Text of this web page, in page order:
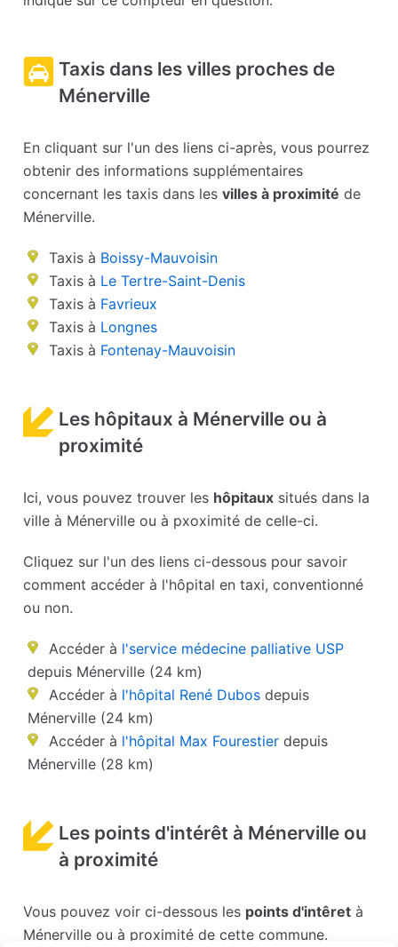
Taxis dans les villes proches de
Ménerville
En cliquant sur l'un des liens ci-après, vous pourrez
obtenir des informations supplémentaires
concernant les taxis dans lesvilles à proximité de
Ménerville.
Taxis à Boissy-Mauvoisin
Taxis à Le Tertre-Saint-Denis
Taxis à Favrieux
Taxis à Longnes
Taxis à Fontenay-Mauvoisin
Les hôpitaux à Ménerville ou à
proximité
Ici, vous pouvez trouver les hôpitaux situés dans la
ville à Ménerville ou à pxoximité de celle-ci.
Cliquez sur l'un des liens ci-dessous pour savoir
comment accéder à l'hôpital en taxi, conventionné
ou non.
Accéder à l'service médecine palliative USP
depuis Ménerville (24 km)
Accéder à l'hôpital René Dubos depuis
Ménerville (24 km)
Accéder à l'hôpital Max Fourestier depuis
Ménerville (28 km)
Les points d'intérêt à Ménerville ou
à proximité
Vous pouvez voir ci-dessous les points d'intêret à
Ménerville ou à proximité de cette commune.